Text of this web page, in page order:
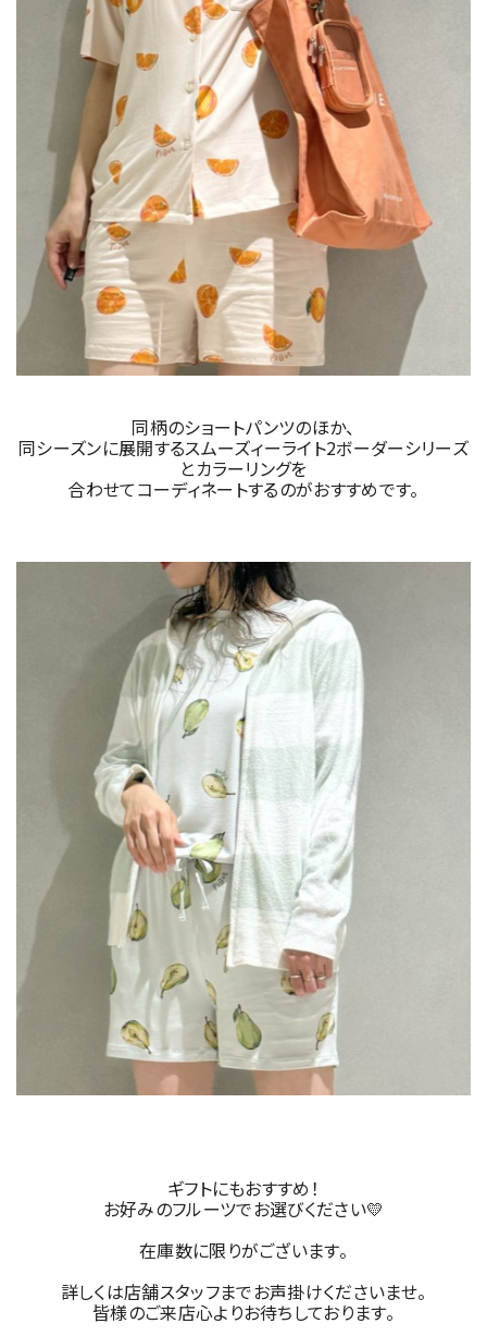
同柄のショートパンツのほか、
同シーズンに展開するスムーズィーライト2ボーダーシリーズ
とカラーリングを
合わせてコーディネートするのがおすすめです。
ギフトにもおすすめ！
お好みのフルーツでお選びください💛
在庫数に限りがございます。
詳しくは店舗スタッフまでお声掛けくださいませ。
皆様のご来店心よりお待ちしております。